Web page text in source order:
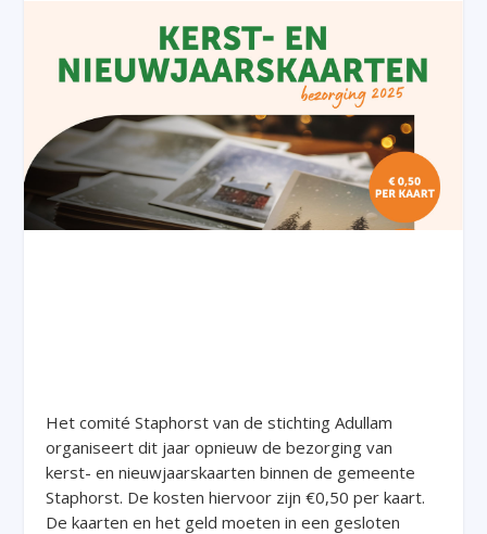
Het comité Staphorst van de stichting Adullam
organiseert dit jaar opnieuw de bezorging van
kerst- en nieuwjaarskaarten binnen de gemeente
Staphorst. De kosten hiervoor zijn €0,50 per kaart.
De kaarten en het geld moeten in een gesloten